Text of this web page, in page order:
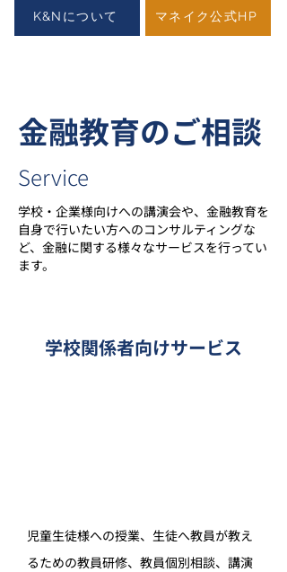
K&Nについて マネイク公式HP
​金融教育のご相談
Service
​学校・企業様向けへの講演会や、金融教育を
自身で行いたい方へのコンサルティングな
ど、金融に関する様々なサービスを行ってい
ます。
学校関係者向けサービス
児童生徒様への授業、生徒へ教員が教え
るための教員研修、教員個別相談、講演